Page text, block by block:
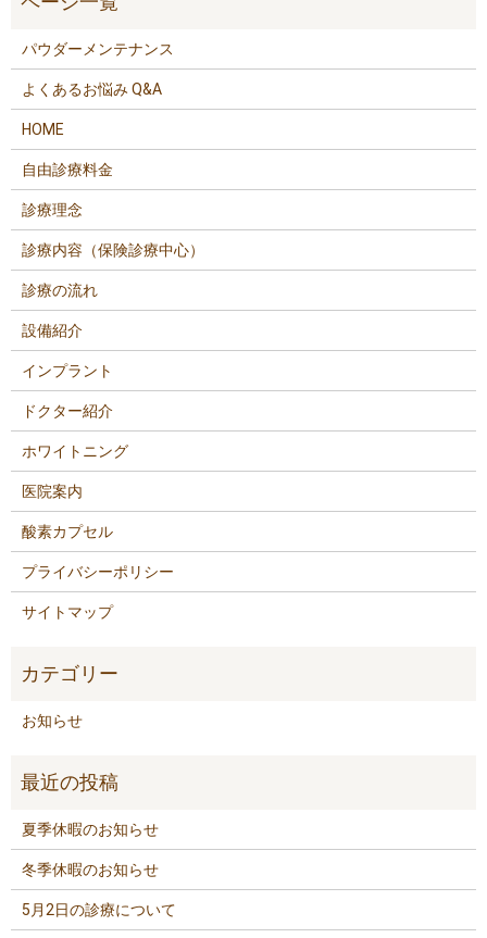
パウダーメンテナンス
よくあるお悩み Q&A
HOME
自由診療料金
診療理念
診療内容（保険診療中心）
診療の流れ
設備紹介
インプラント
ドクター紹介
ホワイトニング
医院案内
酸素カプセル
プライバシーポリシー
サイトマップ
お知らせ
夏季休暇のお知らせ
冬季休暇のお知らせ
5月2日の診療について